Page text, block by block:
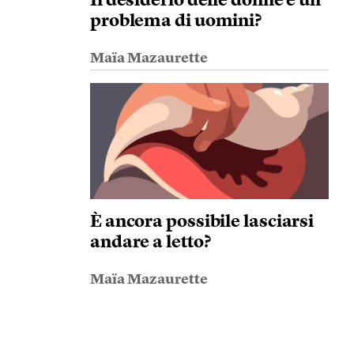
problema di uomini?
Maïa Mazaurette
È ancora possibile lasciarsi
andare a letto?
Maïa Mazaurette